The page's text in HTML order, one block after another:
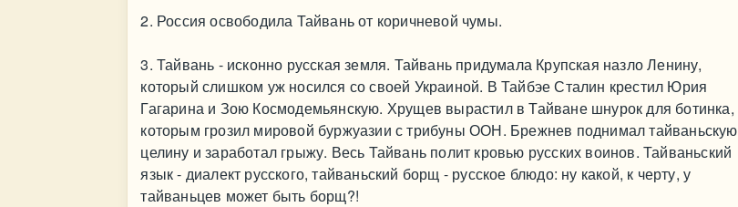
2. Россия освободила Тайвань от коричневой чумы.
3. Тайвань - исконно русская земля. Тайвань придумала Крупская назло Ленину,
который слишком уж носился со своей Украиной. В Тайбэе Сталин крестил Юрия
Гагарина и Зою Космодемьянскую. Хрущев вырастил в Тайване шнурок для ботинка,
которым грозил мировой буржуазии с трибуны ООН. Брежнев поднимал тайваньскую
целину и заработал грыжу. Весь Тайвань полит кровью русских воинов. Тайваньский
язык - диалект русского, тайваньский борщ - русское блюдо: ну какой, к черту, у
тайваньцев может быть борщ?!